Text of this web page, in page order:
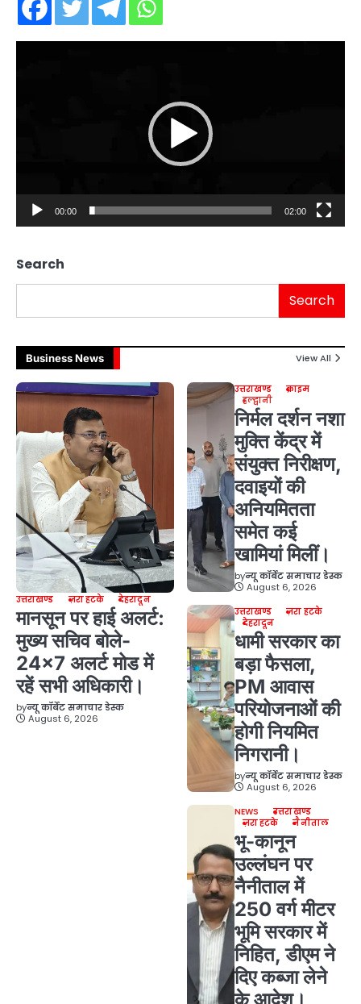
00:00 02:00
Search
Search
Business News View All
उत्तराखण्ड ज़रा हटके देहरादून
मानसून पर हाई अलर्ट:
मुख्य सचिव बोले-
24×7 अलर्ट मोड में
रहें सभी अधिकारी।
byन्यू कॉर्बेट समाचार डेस्क
August 6, 2026
उत्तराखण्ड
क्राइम
हल्द्वानी
निर्मल दर्शन नशा
मुक्ति केंद्र में
संयुक्त निरीक्षण,
दवाइयों की
अनियमितता
समेत कई
खामियां मिलीं।
byन्यू कॉर्बेट समाचार डेस्क
August 6, 2026
उत्तराखण्ड
ज़रा हटके
देहरादून
धामी सरकार का
बड़ा फैसला,
PM आवास
परियोजनाओं की
होगी नियमित
निगरानी।
byन्यू कॉर्बेट समाचार डेस्क
August 6, 2026
NEWS
उत्तराखण्ड
ज़रा हटके
नैनीताल
भू-कानून
उल्लंघन पर
नैनीताल में
250 वर्ग मीटर
भूमि सरकार में
निहित, डीएम ने
दिए कब्जा लेने